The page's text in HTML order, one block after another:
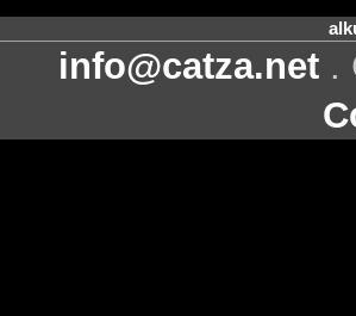
info@catza.net .